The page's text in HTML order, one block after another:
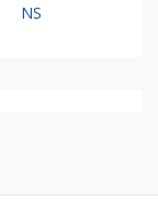
NS